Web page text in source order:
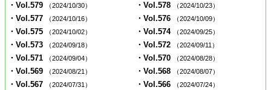
・Vol.579 （2024/10/30） ・Vol.578 （2024/10/23）
・Vol.577 （2024/10/16） ・Vol.576 （2024/10/09）
・Vol.575 （2024/10/02） ・Vol.574 （2024/09/25）
・Vol.573 （2024/09/18） ・Vol.572 （2024/09/11）
・Vol.571 （2024/09/04） ・Vol.570 （2024/08/28）
・Vol.569 （2024/08/21） ・Vol.568 （2024/08/07）
・Vol.567 （2024/07/31） ・Vol.566 （2024/07/24）